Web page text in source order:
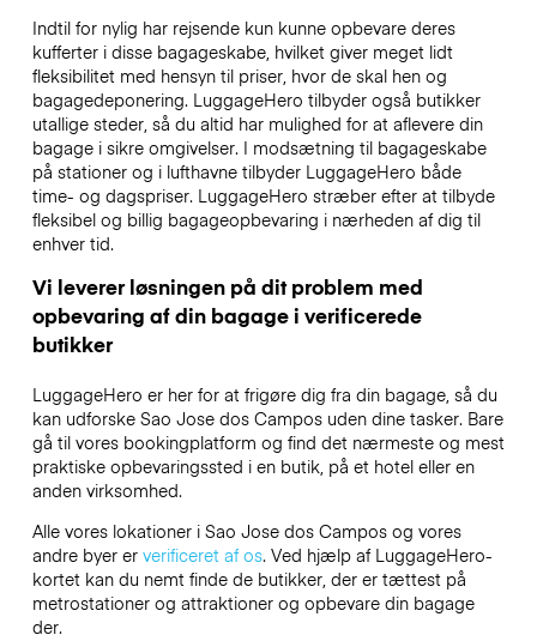
Indtil for nylig har rejsende kun kunne opbevare deres
kufferter i disse bagageskabe, hvilket giver meget lidt
fleksibilitet med hensyn til priser, hvor de skal hen og
bagagedeponering. LuggageHero tilbyder også butikker
utallige steder, så du altid har mulighed for at aflevere din
bagage i sikre omgivelser. I modsætning til bagageskabe
på stationer og i lufthavne tilbyder LuggageHero både
time- og dagspriser. LuggageHero stræber efter at tilbyde
fleksibel og billig bagageopbevaring i nærheden af dig til
enhver tid.
Vi leverer løsningen på dit problem med
opbevaring af din bagage i verificerede
butikker
LuggageHero er her for at frigøre dig fra din bagage, så du
kan udforske Sao Jose dos Campos uden dine tasker. Bare
gå til vores bookingplatform og find det nærmeste og mest
praktiske opbevaringssted i en butik, på et hotel eller en
anden virksomhed.
Alle vores lokationer i Sao Jose dos Campos og vores
andre byer er verificeret af os. Ved hjælp af LuggageHero-
kortet kan du nemt finde de butikker, der er tættest på
metrostationer og attraktioner og opbevare din bagage
der.